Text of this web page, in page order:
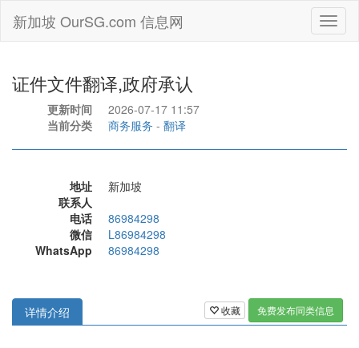
新加坡 OurSG.com 信息网
证件文件翻译,政府承认
更新时间
2026-07-17 11:57
当前分类
商务服务 - 翻译
地址
新加坡
联系人
电话
86984298
微信
L86984298
WhatsApp
86984298
收藏 免费发布同类信息
详情介绍